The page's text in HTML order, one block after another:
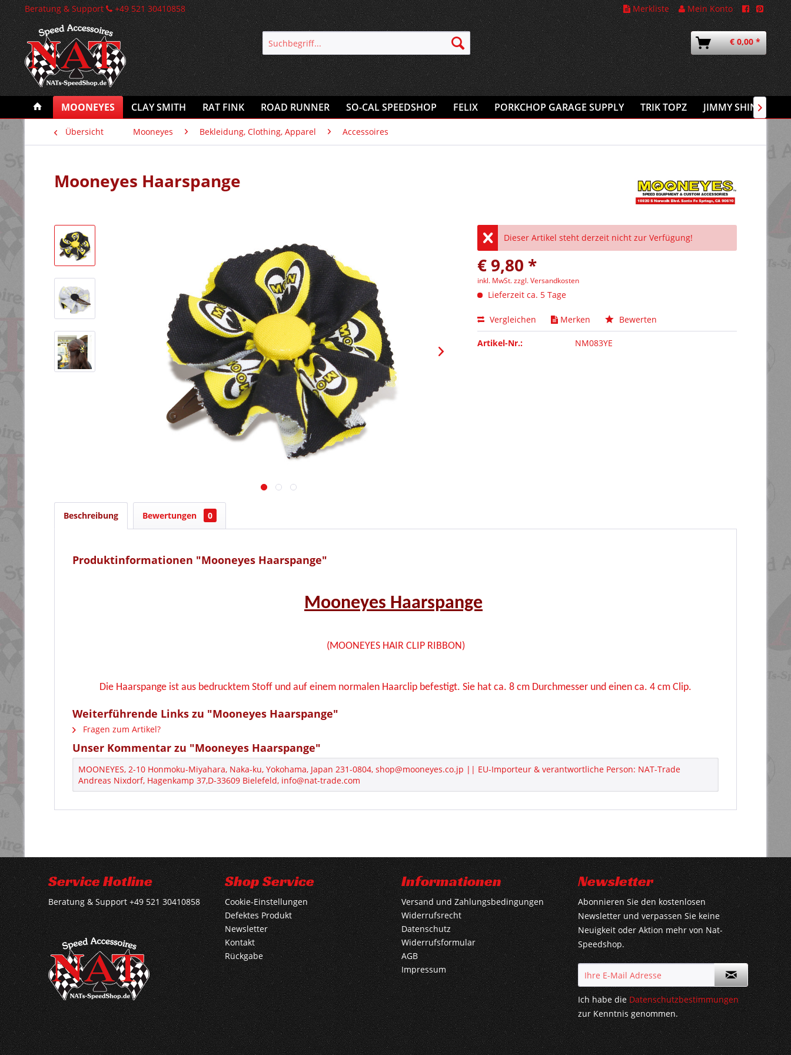
Beratung & Support +49 521 30410858 Merkliste Mein Konto
€ 0,00 *
MOONEYES CLAY SMITH RAT FINK ROAD RUNNER SO-CAL SPEEDSHOP FELIX PORKCHOP GARAGE SUPPLY TRIK TOPZ JIMMY SHINE

Übersicht Mooneyes Bekleidung, Clothing, Apparel Accessoires
Mooneyes Haarspange
Dieser Artikel steht derzeit nicht zur Verfügung!
€ 9,80 *
inkl. MwSt.zzgl. Versandkosten
Lieferzeit ca. 5 Tage
Vergleichen Merken Bewerten
Artikel-Nr.: NM083YE
Beschreibung Bewertungen 0
Produktinformationen "Mooneyes Haarspange"
Mooneyes Haarspange
(MOONEYES HAIR CLIP RIBBON)
Die Haarspange ist aus bedrucktem Stoff und auf einem normalen Haarclip befestigt. Sie hat ca. 8 cm Durchmesser und einen ca. 4 cm Clip.
Weiterführende Links zu "Mooneyes Haarspange"
Fragen zum Artikel?
Unser Kommentar zu "Mooneyes Haarspange"
MOONEYES, 2-10 Honmoku-Miyahara, Naka-ku, Yokohama, Japan 231-0804, shop@mooneyes.co.jp || EU-Importeur & verantwortliche Person: NAT-Trade
Andreas Nixdorf, Hagenkamp 37,D-33609 Bielefeld, info@nat-trade.com
Service Hotline
Beratung & Support +49 521 30410858
Shop Service
Cookie-Einstellungen
Defektes Produkt
Newsletter
Kontakt
Rückgabe
Informationen
Versand und Zahlungsbedingungen
Widerrufsrecht
Datenschutz
Widerrufsformular
AGB
Impressum
Newsletter
Abonnieren Sie den kostenlosen
Newsletter und verpassen Sie keine
Neuigkeit oder Aktion mehr von Nat-
Speedshop.
Ich habe dieDatenschutzbestimmungen
zur Kenntnis genommen.